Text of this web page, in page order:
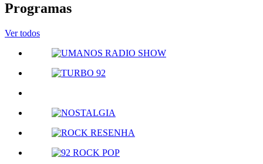
Programas
Ver todos